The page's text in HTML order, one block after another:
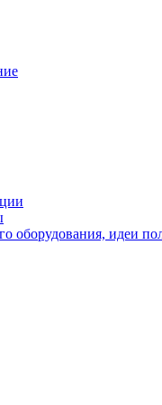
оборудования, идеи